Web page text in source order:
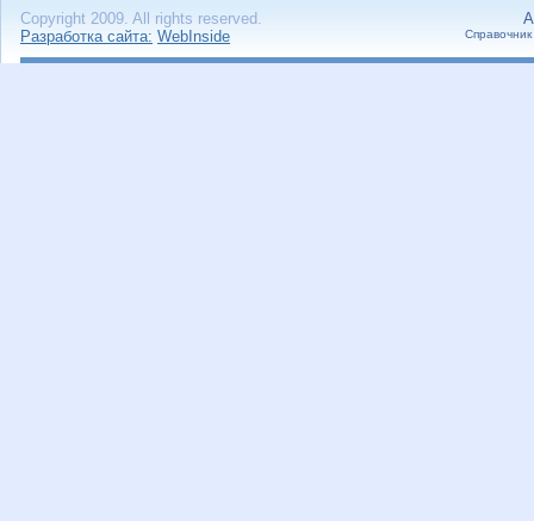
Copyright 2009. All rights reserved.
Разработка сайта: WebInside